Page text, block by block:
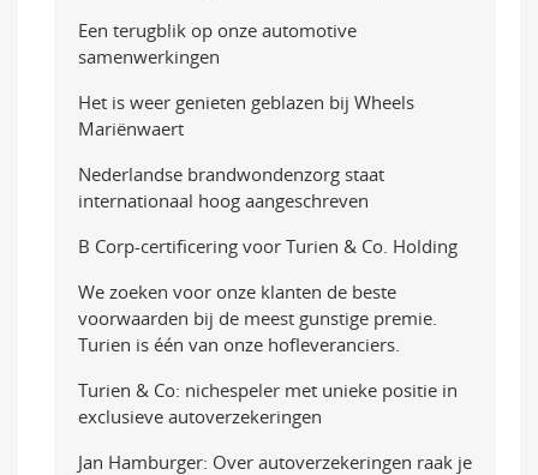
Een terugblik op onze automotive
samenwerkingen
Het is weer genieten geblazen bij Wheels
Mariënwaert
Nederlandse brandwondenzorg staat
internationaal hoog aangeschreven
B Corp-certificering voor Turien & Co. Holding
We zoeken voor onze klanten de beste
voorwaarden bij de meest gunstige premie.
Turien is één van onze hofleveranciers.
Turien & Co: nichespeler met unieke positie in
exclusieve autoverzekeringen
Jan Hamburger: Over autoverzekeringen raak je